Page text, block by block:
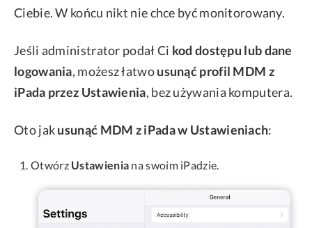
Ciebie. W końcu nikt nie chce być monitorowany.
Jeśli administrator podał Ci kod dostępu lub dane
logowania, możesz łatwousunąć profil MDM z
iPada przez Ustawienia, bez używania komputera.
Oto jakusunąć MDM z iPada w Ustawieniach:
Otwórz Ustawienia na swoim iPadzie.